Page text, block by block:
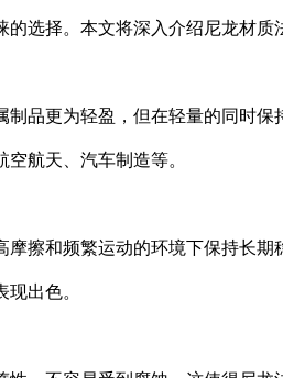
选择。本文将深入介绍尼龙材
制品更为轻盈，但在轻量的同时
航天、汽车制造等。
摩擦和频繁运动的环境下保持长
出色。